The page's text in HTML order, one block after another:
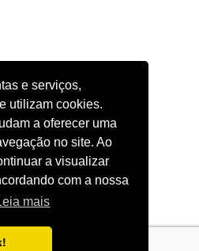
e serviços,
utilizam cookies.
a oferecer uma
no site. Ao
a visualizar
com a nossa
mais